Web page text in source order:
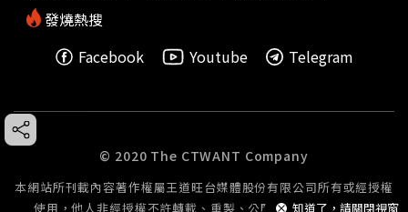
知道了，請關閉視窗
發燒熱搜
Facebook
Youtube Telegram
© 2020 The CTWANT Company
本網站所刊載內容著作權屬王道旺台媒體股份有限公司所有或經授權
使用，他人非經授權不許轉載、重製、公開播送或公開傳輸。